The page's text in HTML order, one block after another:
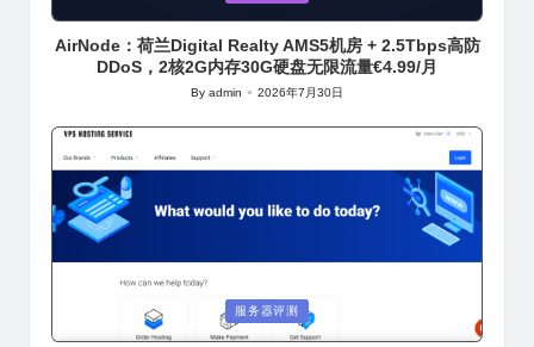
AirNode：荷兰Digital Realty AMS5机房 + 2.5Tbps高防
DDoS，2核2G内存30G硬盘无限流量€4.99/月
Posted
Byadmin 2026年7月30日
服务器评测